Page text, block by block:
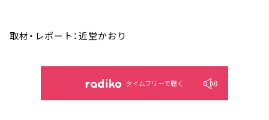
取材・レポート：近堂かおり
タイムフリーで聴く